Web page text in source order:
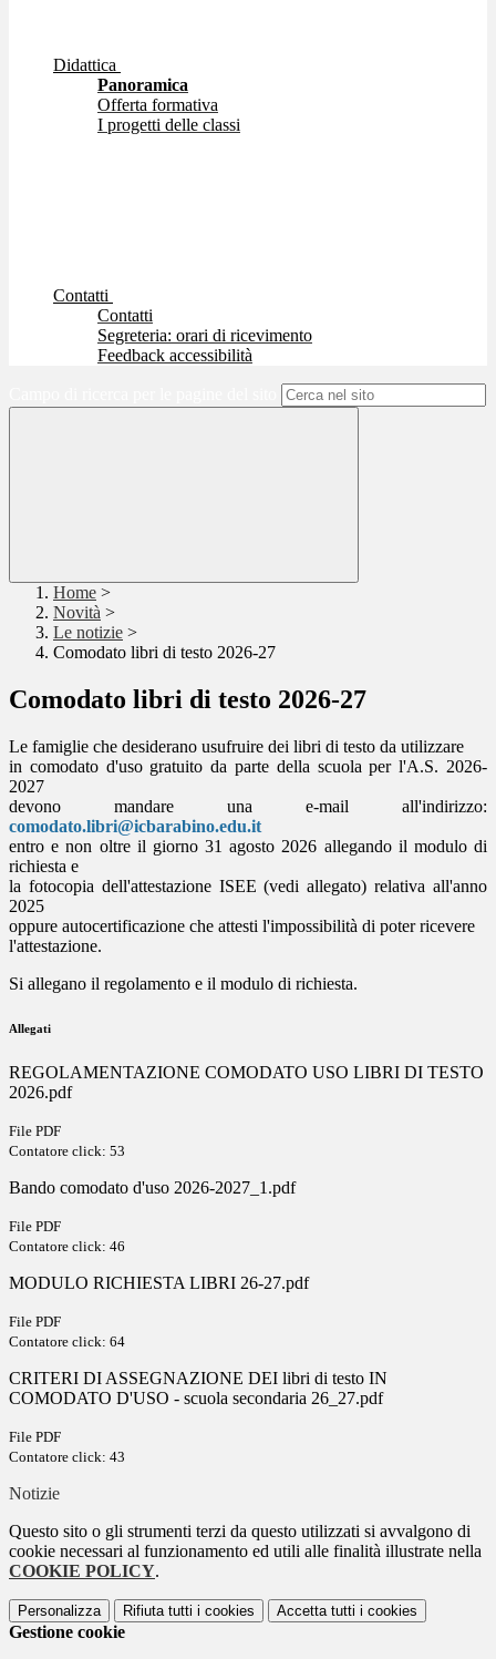
Didattica
Panoramica
Offerta formativa
I progetti delle classi
Contatti
Contatti
Segreteria: orari di ricevimento
Feedback accessibilità
Home >
Novità >
Le notizie >
Comodato libri di testo 2026-27
Comodato libri di testo 2026-27
Le famiglie che desiderano usufruire dei libri di testo da utilizzare
in comodato d'uso gratuito da parte della scuola per l'A.S. 2026-
2027
devono mandare una e-mail all'indirizzo:
comodato.libri@icbarabino.edu.it
entro e non oltre il giorno 31 agosto 2026 allegando il modulo di
richiesta e
la fotocopia dell'attestazione ISEE (vedi allegato) relativa all'anno
2025
oppure autocertificazione che attesti l'impossibilità di poter ricevere
l'attestazione.
Si allegano il regolamento e il modulo di richiesta.
Allegati
REGOLAMENTAZIONE COMODATO USO LIBRI DI TESTO
2026.pdf
File PDF
Contatore click: 53
Bando comodato d'uso 2026-2027_1.pdf
File PDF
Contatore click: 46
MODULO RICHIESTA LIBRI 26-27.pdf
File PDF
Contatore click: 64
CRITERI DI ASSEGNAZIONE DEI libri di testo IN
COMODATO D'USO - scuola secondaria 26_27.pdf
File PDF
Contatore click: 43
Notizie
Questo sito o gli strumenti terzi da questo utilizzati si avvalgono di
cookie necessari al funzionamento ed utili alle finalità illustrate nella
COOKIE POLICY.
Personalizza Rifiuta tutti i cookies Accetta tutti i cookies
Gestione cookie